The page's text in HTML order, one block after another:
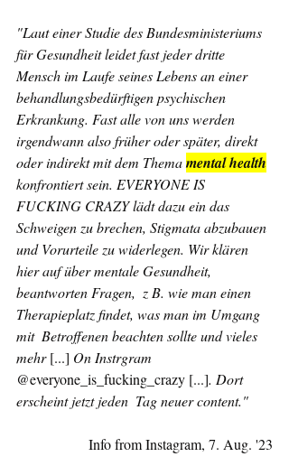
"Laut einer Studie des Bundesministeriums
für Gesundheit leidet fast jeder dritte
Mensch im Laufe seines Lebens an einer
behandlungsbedürftigen psychischen
Erkrankung. Fast alle von uns werden
irgendwann also früher oder später, direkt
oder indirekt mit dem Thema mental health
konfrontiert sein. EVERYONE IS
FUCKING CRAZY lädt dazu ein das
Schweigen zu brechen, Stigmata abzubauen
und Vorurteile zu widerlegen. Wir klären
hier auf über mentale Gesundheit,
beantworten Fragen,  z B. wie man einen
Therapieplatz findet, was man im Umgang
mit  Betroffenen beachten sollte und vieles
mehr [...] On Instrgram
@everyone_is_fucking_crazy [...]. Dort
erscheint jetzt jeden  Tag neuer content."
Info from Instagram, 7. Aug. '23